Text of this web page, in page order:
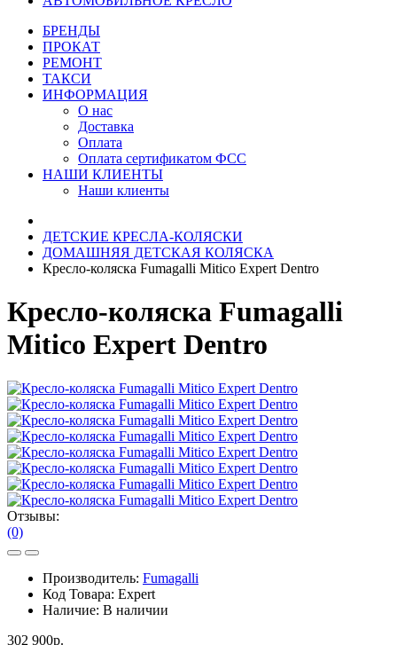
БРЕНДЫ
ПРОКАТ
РЕМОНТ
ТАКСИ
ИНФОРМАЦИЯ
О нас
Доставка
Оплата
Оплата сертификатом ФСС
НАШИ КЛИЕНТЫ
Наши клиенты
ДЕТСКИЕ КРЕСЛА-КОЛЯСКИ
ДОМАШНЯЯ ДЕТСКАЯ КОЛЯСКА
Кресло-коляска Fumagalli Mitico Expert Dentro
Кресло-коляска Fumagalli
Mitico Expert Dentro
Отзывы:
(0)
Производитель: Fumagalli
Код Товара: Expert
Наличие: В наличии
302 900р.